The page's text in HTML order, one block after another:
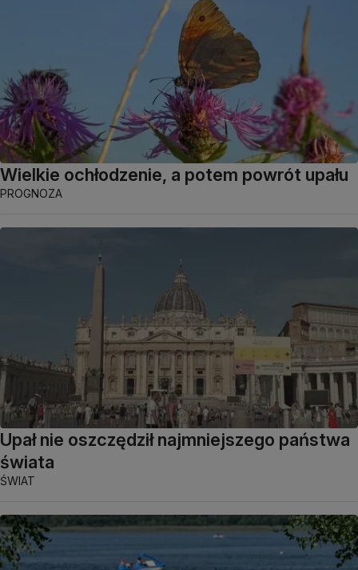
Wielkie ochłodzenie, a potem powrót upału
PROGNOZA
Upał nie oszczędził najmniejszego państwa
świata
ŚWIAT